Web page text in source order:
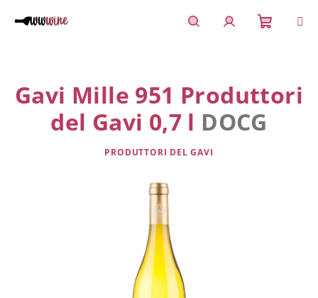
košík
Gavi Mille 951 Produttori
del Gavi 0,7 l DOCG
PRODUTTORI DEL GAVI